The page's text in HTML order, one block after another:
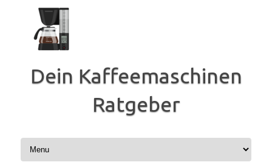
springen
Dein Kaffeemaschinen
Ratgeber